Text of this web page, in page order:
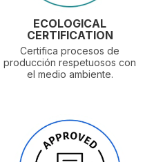
ECOLOGICAL
CERTIFICATION
Certifica procesos de
producción respetuosos con
el medio ambiente.